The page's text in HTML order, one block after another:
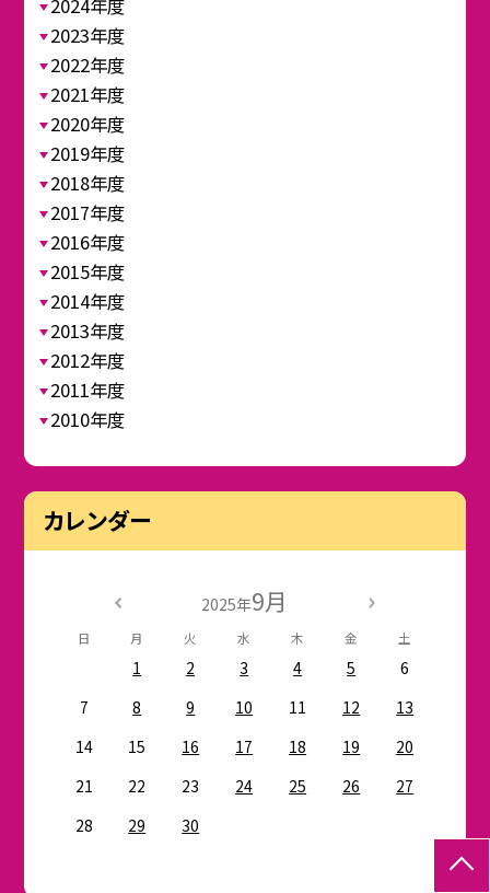
2024年度
2023年度
2022年度
2021年度
2020年度
2019年度
2018年度
2017年度
2016年度
2015年度
2014年度
2013年度
2012年度
2011年度
2010年度
カレンダー
2025年9月
日 月 火 水 木 金 土
1 2 3 4 5
6
7
8 9 10 11 12
13
14
15 16 17 18 19
20
21
22 23 24 25 26
27
28
29 30